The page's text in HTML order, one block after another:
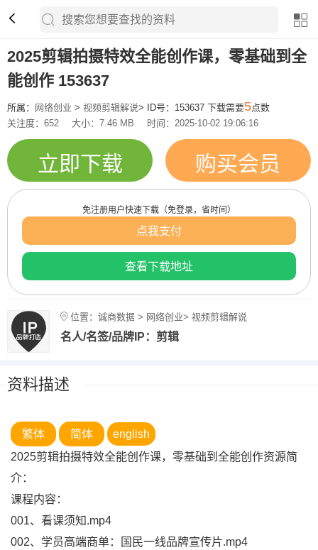
2025剪辑拍摄特效全能创作课，零基础到全
能创作 153637
所属： 网络创业 > 视频剪辑解说> ID号：153637 下载需要5点数
关注度：652
大小：7.46 MB 时间：2025-10-02 19:06:16
立即下载 购买会员
免注册用户快速下载（免登录，省时间）
点我支付
查看下载地址
位置：诚商数据 > 网络创业> 视频剪辑解说
名人/名签/品牌IP：剪辑
资料描述
繁体 简体
english
2025剪辑拍摄特效全能创作课，零基础到全能创作资源简
介：
课程内容：
001、看课须知.mp4
002、学员高端商单：国民一线品牌宣传片.mp4